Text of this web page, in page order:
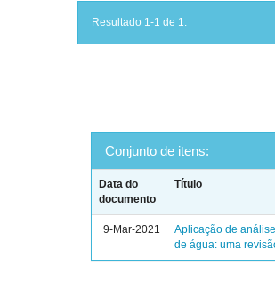
Resultado 1-1 de 1.
Conjunto de itens:
Data do
documento
Título
9-Mar-2021
Aplicação de
de água: uma